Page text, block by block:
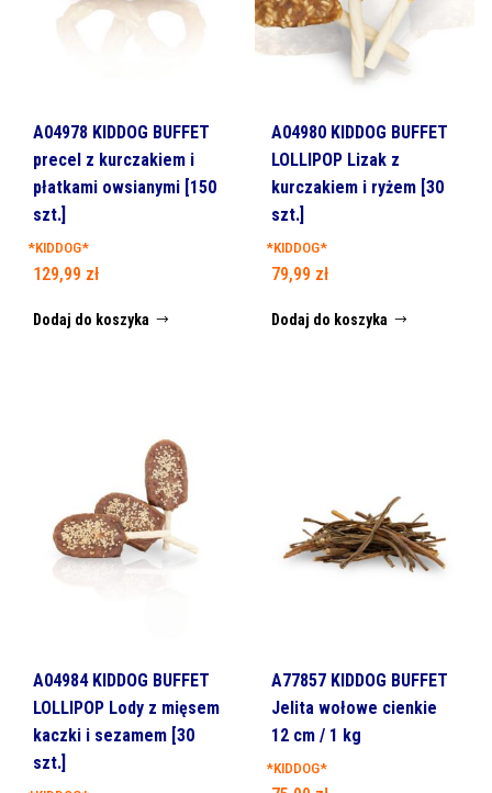
A04978 KIDDOG BUFFET
precel z kurczakiem i
płatkami owsianymi [150
szt.]
*KIDDOG*
129,99 zł
Dodaj do koszyka
A04980 KIDDOG BUFFET
LOLLIPOP Lizak z
kurczakiem i ryżem [30
szt.]
*KIDDOG*
79,99 zł
Dodaj do koszyka
A04984 KIDDOG BUFFET
LOLLIPOP Lody z mięsem
kaczki i sezamem [30
szt.]
A77857 KIDDOG BUFFET
Jelita wołowe cienkie
12 cm / 1 kg
*KIDDOG*